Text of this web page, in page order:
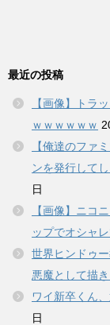
最近の投稿
【画像】トラ
ｗｗｗｗｗｗ
【俺達のファ
ンを発行して
日
【画像】ニコ
ップでオシャ
世界ヒンドゥ
悪魔として描
ワイ新卒くん
日